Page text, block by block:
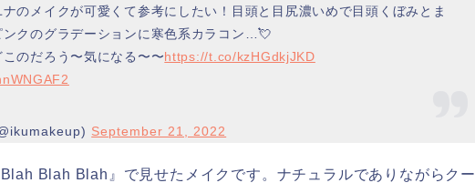
のメイクが可愛くて参考にしたい！目頭と目尻濃いめで目頭くぼみとま
クのグラデーションに寒色系カラコン…💘
のだろう〜気になる〜〜https://t.co/kzHGdkjJKD
September 21, 2022
Blah Blah』で見せたメイクです。ナチュラルでありながらクー